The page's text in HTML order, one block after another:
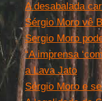
A desabalada
Sérgio Moro vê
Sergio Moro
“A imprensa
a Lava Jato
Sérgio Moro e